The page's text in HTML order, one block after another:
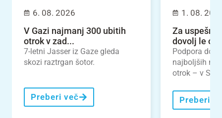
6. 08. 2026
V Gazi najmanj 300 ubitih
otrok v zad...
7-letni Jasser iz Gaze gleda
skozi raztrgan šotor.
Preberi več
1. 08.
Za uspešno
dovolj le
Podpora
najboljših
otrok – v
Preberi